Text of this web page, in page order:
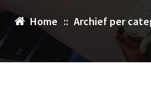
Home :: Archief per